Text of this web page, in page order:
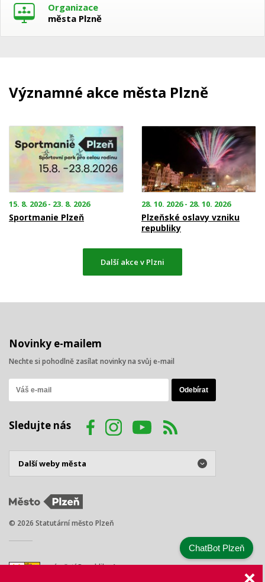
Organizace
města Plzně
Významné akce města Plzně
15. 8. 2026 - 23. 8. 2026
Sportmanie Plzeň
28. 10. 2026 - 28. 10. 2026
Plzeňské oslavy vzniku
republiky
Další akce v Plzni
Novinky e-mailem
Nechte si pohodlně zasílat novinky na svůj e-mail
Sledujte nás
© 2026 Statutární město Plzeň
náměstí Republiky 1
ChatBot Plzeň